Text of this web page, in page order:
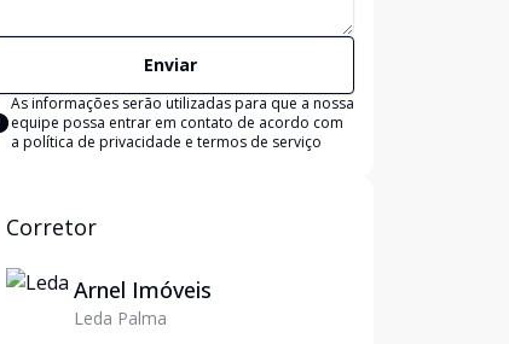
Enviar
As informações serão utilizadas para que a nossa
equipe possa entrar em contato de acordo com
a política de privacidade e termos de serviço
Corretor
Arnel Imóveis
Leda Palma